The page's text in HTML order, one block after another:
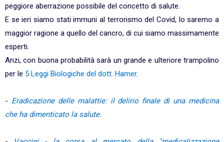
peggiore aberrazione possibile del concetto di salute.
E se ieri siamo stati immuni al terrorismo del Covid, lo saremo a
maggior ragione a quello del cancro, di cui siamo massimamente
esperti.
Anzi, con buona probabilità sarà un grande e ulteriore trampolino
per le 5 Leggi Biologiche del dott. Hamer.
- Eradicazione delle malattie: il delirio finale di una medicina
che ha dimenticato la salute.